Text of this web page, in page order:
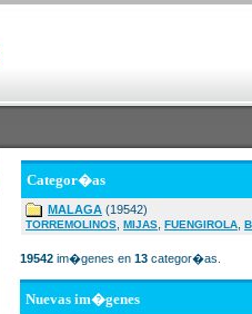
Categor�as
MALAGA (19542)
TORREMOLINOS MIJAS FUENGIROLA
19542 im�genes en 13 categor�as.
Nuevas im�genes